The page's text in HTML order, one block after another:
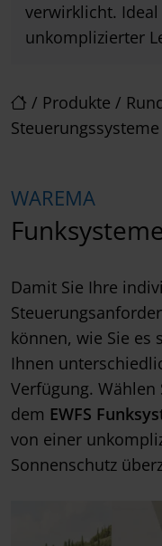
/ Produkte /
Steuerungssysteme
verwirklicht.
unkomplizierter
WAREMA
Funksysteme
Damit Sie Ihre
können, wie Sie es
Ihnen
Verfügung. Wählen
dem EWFS
von einer
Sonnenschutz